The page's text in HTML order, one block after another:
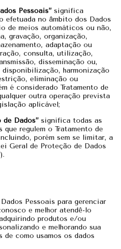
Pessoais” significa
efetuada no âmbito dos Dados
de meios automáticos ou não,
gravação, organização,
adaptação ou
consulta, utilização,
disseminação ou,
harmonização
eliminação ou
é considerado Tratamento de
outra operação prevista
aplicável;
de Dados” significa todas as
que regulem o Tratamento de
porém sem se limitar, a
Geral de Proteção de Dados
Pessoais para gerenciar
e melhor atendê-lo
produtos e/ou
e melhorando sua
de como usamos os dados